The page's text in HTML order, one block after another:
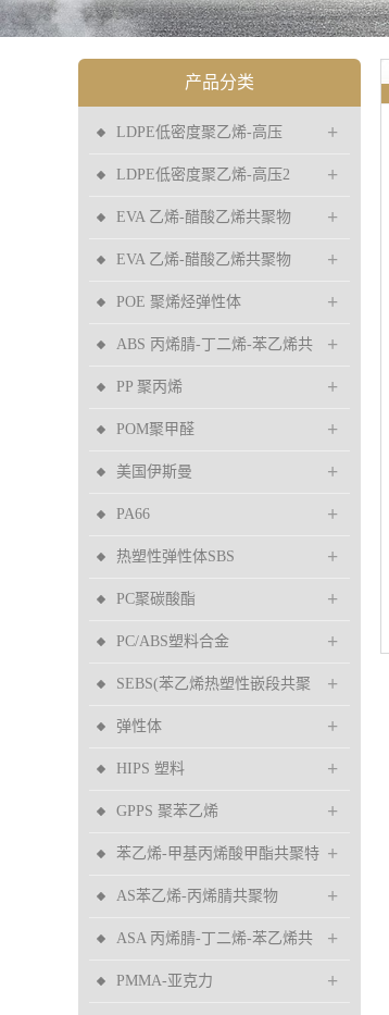
产品分类
LDPE低密度聚乙烯-高压 +
LDPE低密度聚乙烯-高压2 +
EVA 乙烯-醋酸乙烯共聚物 +
EVA 乙烯-醋酸乙烯共聚物 +
POE 聚烯烃弹性体 +
ABS 丙烯腈-丁二烯-苯乙烯共
聚物
+
PP 聚丙烯 +
POM聚甲醛 +
美国伊斯曼 +
PA66 +
热塑性弹性体SBS +
PC聚碳酸酯 +
PC/ABS塑料合金 +
SEBS(苯乙烯热塑性嵌段共聚
物)
+
弹性体 +
HIPS 塑料 +
GPPS 聚苯乙烯 +
苯乙烯-甲基丙烯酸甲酯共聚特
MS 树脂
+
AS苯乙烯-丙烯腈共聚物 +
ASA 丙烯腈-丁二烯-苯乙烯共
聚物
+
PMMA-亚克力
+